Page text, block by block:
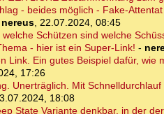
- beides möglich - Fake-
nereus, 22.07.2024, 08:45
Schützen sind welche
- hier ist ein Super-Link! -
Link. Ein gutes Beispiel dafür,
17:26
Unerträglich. Mit
18:08
State Variante denkbar, in der